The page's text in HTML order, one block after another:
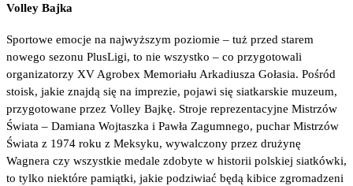
Volley Bajka
Sportowe emocje na najwyższym poziomie – tuż przed starem
nowego sezonu PlusLigi, to nie wszystko – co przygotowali
organizatorzy XV Agrobex Memoriału Arkadiusza Gołasia. Pośród
stoisk, jakie znajdą się na imprezie, pojawi się siatkarskie muzeum,
przygotowane przez Volley Bajkę. Stroje reprezentacyjne Mistrzów
Świata – Damiana Wojtaszka i Pawła Zagumnego, puchar Mistrzów
Świata z 1974 roku z Meksyku, wywalczony przez drużynę
Wagnera czy wszystkie medale zdobyte w historii polskiej siatkówki,
to tylko niektóre pamiątki, jakie podziwiać będą kibice zgromadzeni